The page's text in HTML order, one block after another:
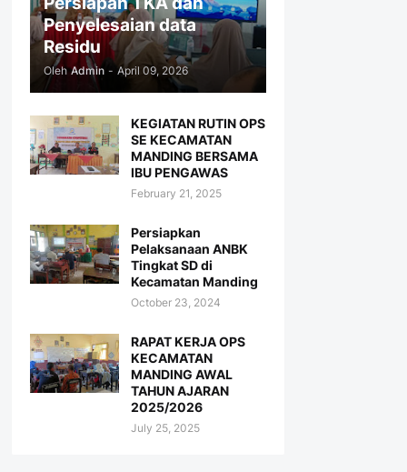
Penyelesaian data
Residu
Oleh Admin - April 09, 2026
KEGIATAN RUTIN OPS
SE KECAMATAN
MANDING BERSAMA
IBU PENGAWAS
February 21, 2025
Persiapkan
Pelaksanaan ANBK
Tingkat SD di
Kecamatan Manding
October 23, 2024
RAPAT KERJA OPS
KECAMATAN
MANDING AWAL
TAHUN AJARAN
2025/2026
July 25, 2025